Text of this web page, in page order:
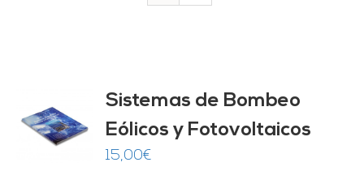
Sistemas de Bombeo
Eólicos y Fotovoltaicos
15,00€